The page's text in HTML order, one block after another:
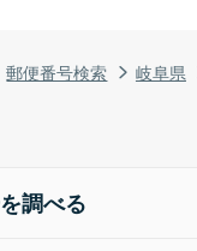
郵便番号検索 岐阜県
調べる